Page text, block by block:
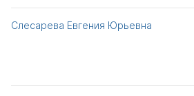
Слесарева Евгения Юрьевна